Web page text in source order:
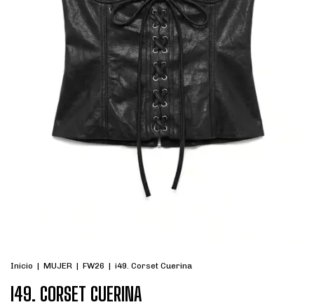
Inicio | MUJER | FW26 | i49. Corset Cuerina
I49. CORSET CUERINA